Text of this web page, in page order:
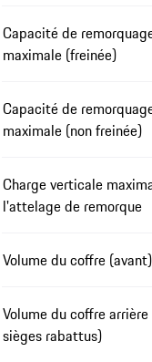
Capacité de
maximale (freinée)
Capacité de
maximale (non freinée)
Charge verticale
l'attelage de remorque
Volume du coffre (avant)
Volume du coffre arrière
sièges rabattus)